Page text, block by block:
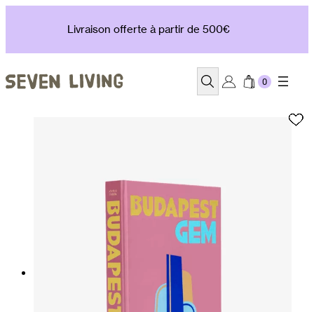
Livraison offerte à partir de 500€
Recherche